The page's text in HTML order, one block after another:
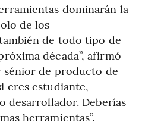
dominarán la
de los
de todo tipo de
década”, afirmó
de producto de
eres estudiante,
desarrollador. Deberías
herramientas”.